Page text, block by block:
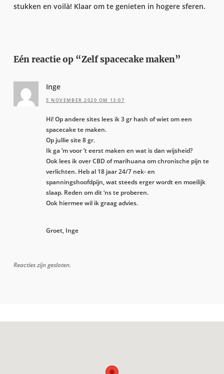
stukken en voilà! Klaar om te genieten in hogere sferen.
Eén reactie op “Zelf spacecake maken”
Inge
5 NOVEMBER 2020 OM 13:07
Hi! Op andere sites lees ik 3 gr hash of wiet om een
spacecake te maken.
Op jullie site 8 gr.
Ik ga ‘m voor ’t eerst maken en wat is dan wijsheid?
Ook lees ik over CBD of marihuana om chronische pijn te
verlichten. Heb al 18 jaar 24/7 nek- en
spanningshoofdpijn, wat steeds erger wordt en moeilijk
slaap. Reden om dit ‘ns te proberen.
Ook hiermee wil ik graag advies.
Groet, Inge
Reacties zijn gesloten.